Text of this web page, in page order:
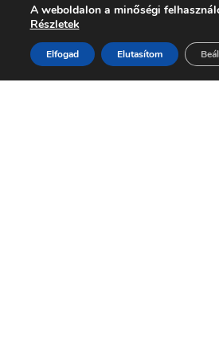
Lomtalanítás
ideális választás
helyzetben
A weboldalon a minőségi
Részletek
Elfogad Elutasítom